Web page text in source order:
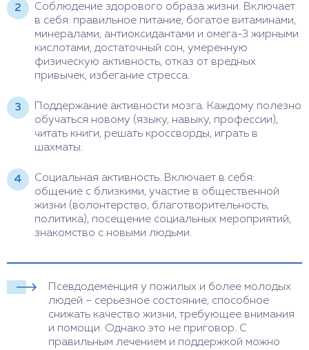
Соблюдение здорового образа жизни. Включает
в себя: правильное питание, богатое витаминами,
минералами, антиоксидантами и омега-3 жирными
кислотами, достаточный сон, умеренную
физическую активность, отказ от вредных
привычек, избегание стресса.
Поддержание активности мозга. Каждому полезно
обучаться новому (языку, навыку, профессии),
читать книги, решать кроссворды, играть в
шахматы.
Социальная активность. Включает в себя:
общение с близкими, участие в общественной
жизни (волонтерство, благотворительность,
политика), посещение социальных мероприятий,
знакомство с новыми людьми.
Псевдодеменция у пожилых и более молодых
людей – серьезное состояние, способное
снижать качество жизни, требующее внимания
и помощи. Однако это не приговор. С
правильным лечением и поддержкой можно